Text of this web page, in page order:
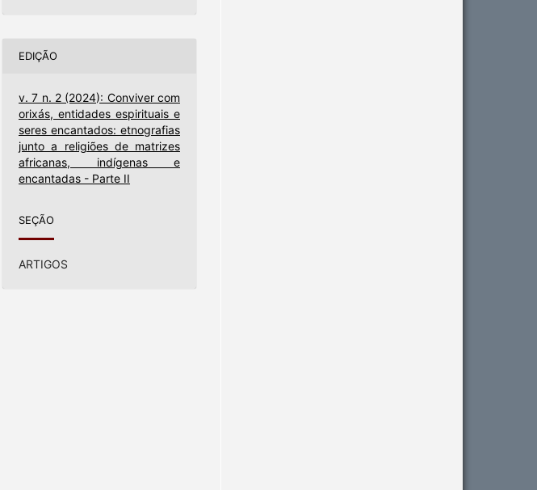
EDIÇÃO
v. 7 n. 2 (2024): Conviver com
orixás, entidades espirituais e
seres encantados: etnografias
junto a religiões de matrizes
africanas, indígenas e
encantadas - Parte II
SEÇÃO
ARTIGOS